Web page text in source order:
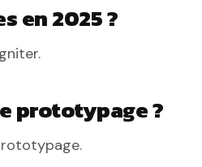
en 2025 ?
prototypage ?